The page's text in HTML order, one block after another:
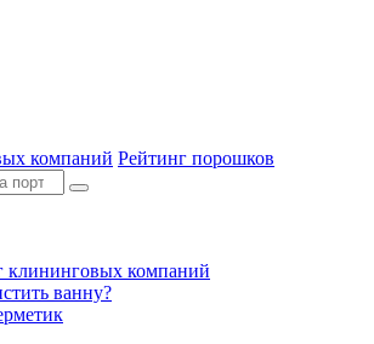
компаний Рейтинг порошков
клининговых компаний
ванну?